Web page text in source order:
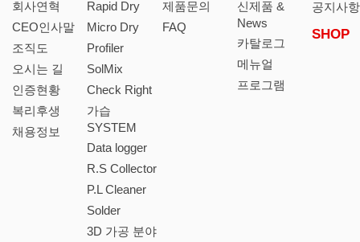
회사연혁
CEO인사말
조직도
오시는 길
인증현황
복리후생
채용정보
Rapid Dry
Micro Dry
Profiler
SolMix
Check Right
가습
SYSTEM
Data logger
R.S Collector
P.L Cleaner
Solder
3D 가공 분야
제품문의
FAQ
신제품 &
News
카탈로그
메뉴얼
프로그램
공지사항
SHOP